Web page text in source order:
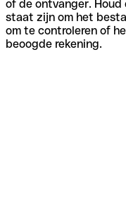
of de ontvanger.
staat zijn om het
om te controleren of
beoogde rekening.